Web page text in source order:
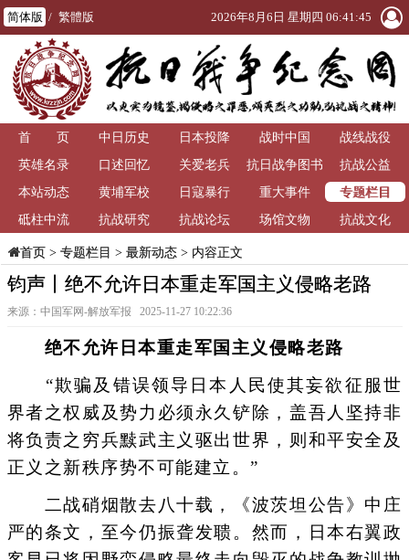
简体版 / 繁體版 2026年8月6日 星期四 06:41:46
首 页 中日历史 日本投降 战时中国
战线战役
英雄名录
口述回忆 关爱老兵
抗日战争图书
馆
抗战公益
本站动态
黄埔军校 日寇暴行 重大事件
专题栏目
砥柱中流
抗战研究 抗战论坛 场馆文物 抗战文化
首页> 专题栏目 > 最新动态> 内容正文
钧声丨绝不允许日本重走军国主义侵略老路
来源：中国军网-解放军报 2025-11-27 10:22:36
绝不允许日本重走军国主义侵略老路
“欺骗及错误领导日本人民使其妄欲征服世
界者之权威及势力必须永久铲除，盖吾人坚持非
将负责之穷兵黩武主义驱出世界，则和平安全及
正义之新秩序势不可能建立。”
二战硝烟散去八十载，《波茨坦公告》中庄
严的条文，至今仍振聋发聩。然而，日本右翼政